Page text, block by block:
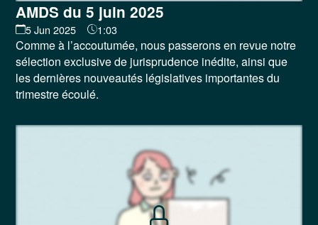
AMDS du 5 juin 2025
5 Jun 2025 1:03
Comme à l’accoutumée, nous passerons en revue notre
sélection exclusive de jurisprudence inédite, ainsi que
les dernières nouveautés législatives importantes du
trimestre écoulé.